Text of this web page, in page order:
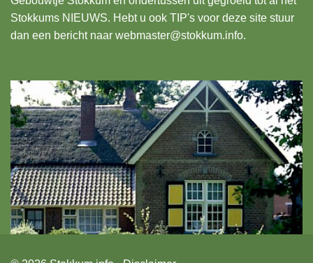
Stokkums NIEUWS. Hebt u ook TIP's voor deze site stuur
dan een bericht naar webmaster@stokkum.info.